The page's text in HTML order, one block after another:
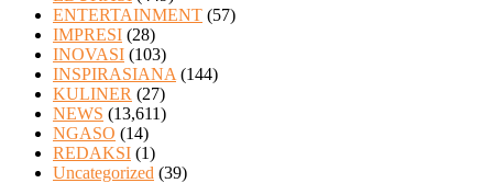
ENTERTAINMENT (57)
IMPRESI (28)
INOVASI (103)
INSPIRASIANA (144)
KULINER (27)
NEWS (13,611)
NGASO (14)
REDAKSI (1)
Uncategorized (39)